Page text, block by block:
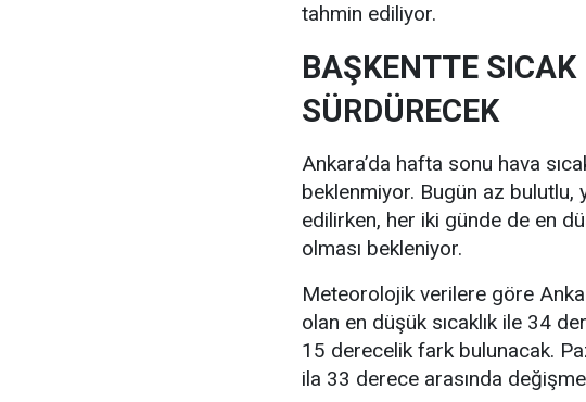
tahmin ediliyor.
BAŞKENTTE
SÜRDÜRECEK
Ankara’da hafta sonu hava
beklenmiyor. Bugün az bulutlu,
edilirken, her iki günde de en
olması bekleniyor.
Meteorolojik verilere göre
olan en düşük sıcaklık ile 34
15 derecelik fark bulunacak.
ila 33 derece arasında